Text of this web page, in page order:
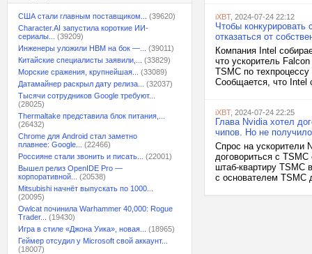
США стали главным поставщиком...
(39620)
Character.AI запустила короткие ИИ-
сериалы...
(39209)
Инженеры уложили HBM на бок —...
(39011)
Китайские специалисты заявили,...
(33829)
Морские сражения, крупнейшая...
(33089)
Датамайнер раскрыл дату релиза...
(32037)
Тысячи сотрудников Google требуют...
(28025)
Thermaltake представила блок питания,...
(26432)
Chrome для Android стал заметно
плавнее: Google...
(22466)
Россияне стали звонить и писать...
(22001)
Вышел релиз OpenIDE Pro —
корпоративной...
(20538)
Mitsubishi начнёт выпускать по 1000...
(20095)
Owlcat починила Warhammer 40,000: Rogue
Trader...
(19430)
Игра в стиле «Джона Уика», новая...
(18965)
Геймер отсудил у Microsoft свой аккаунт...
(18007)
iXBT, 2024-07-24 22:12
Чтобы
отказаться от
Компания Intel
что ускоритель
TSMC по
Сообщается, что Intel
iXBT, 2024-07-24 22:25
Глава Nvidia хотел
чипов. Но не
Спрос на ускорители
договориться с
штаб-квартиру TSMC
с основателем TSMC